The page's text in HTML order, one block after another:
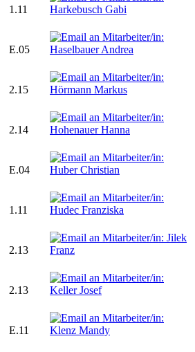
1.11
E.05
2.15
2.14
E.04
1.11
2.13
2.13
E.11